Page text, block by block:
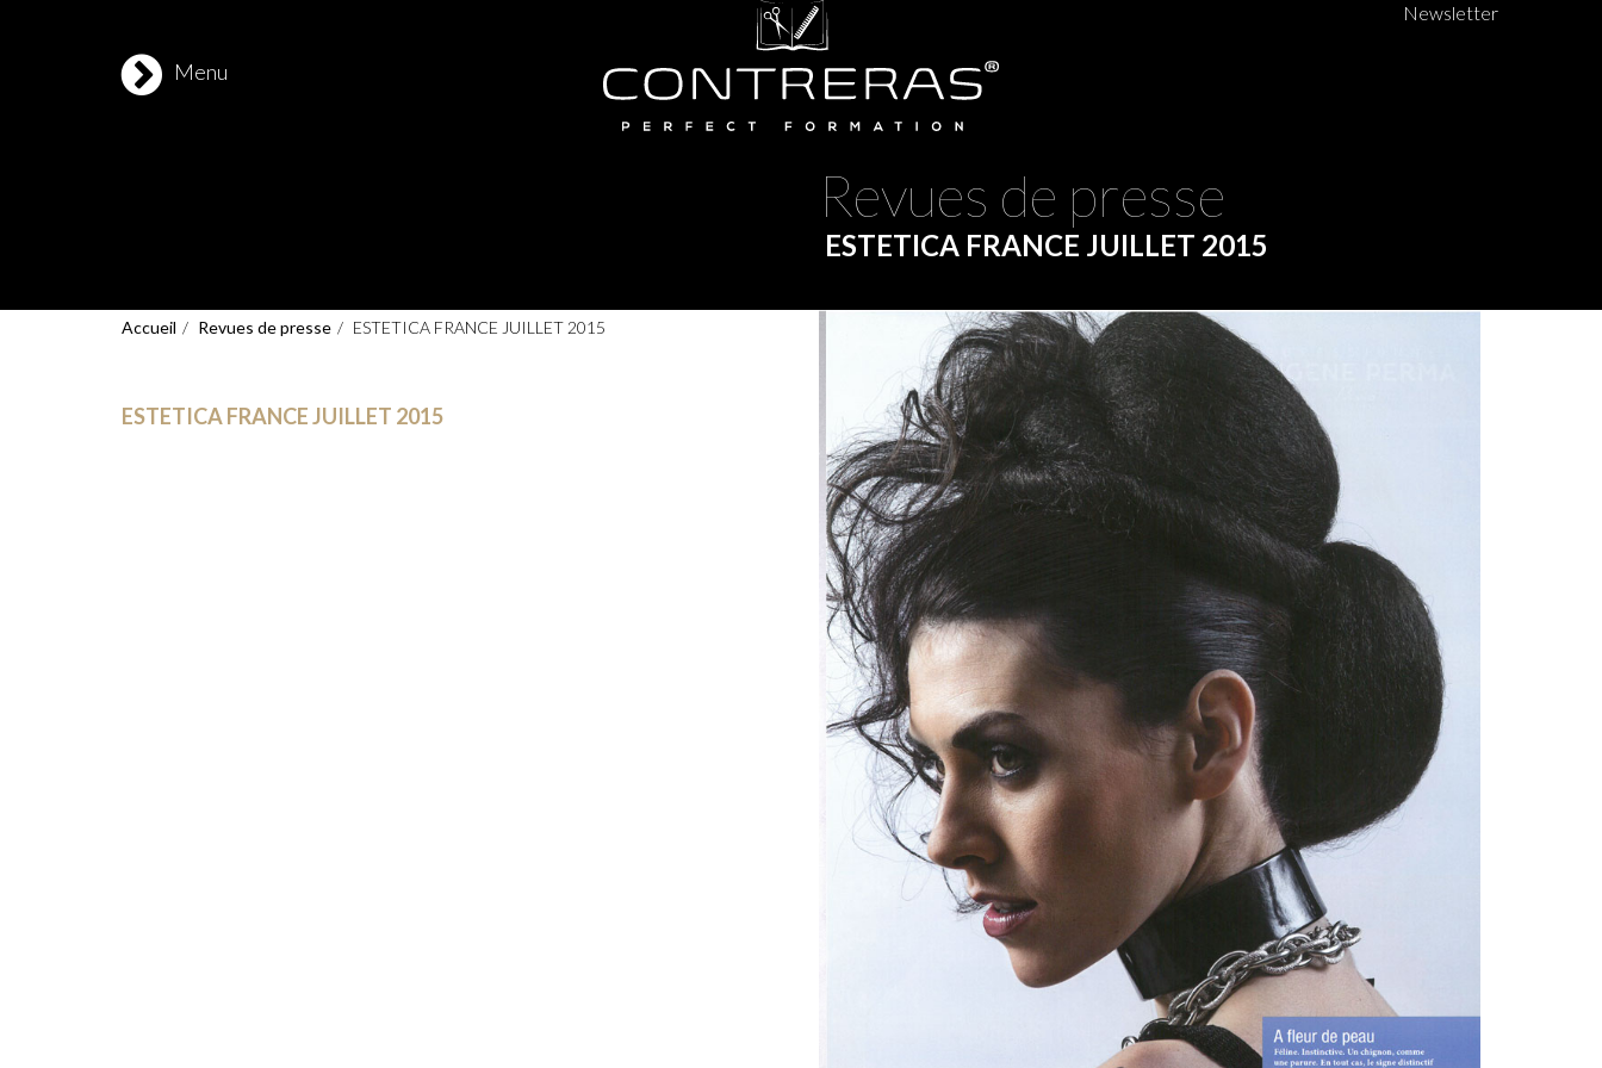
Menu
Newsletter
Revues de presse
ESTETICA FRANCE JUILLET 2015
Accueil Revues de presse ESTETICA FRANCE JUILLET 2015
ESTETICA FRANCE JUILLET 2015